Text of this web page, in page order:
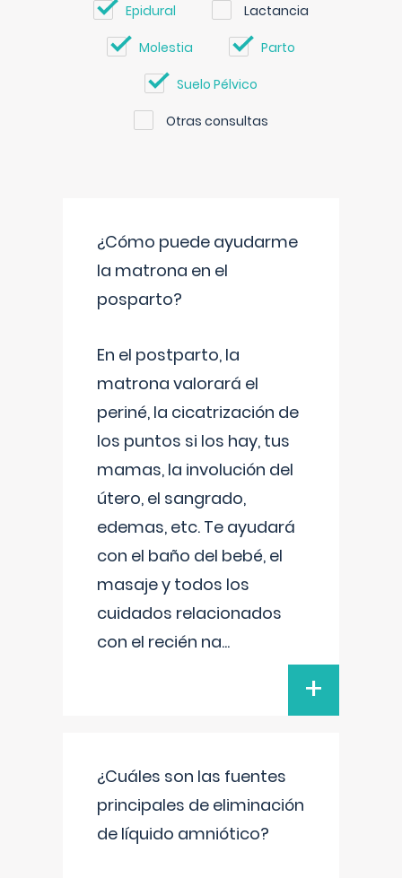
Epidural Lactancia
Molestia Parto
Suelo Pélvico
Otras consultas
¿Cómo puede ayudarme
la matrona en el
posparto?
En el postparto, la
matrona valorará el
periné, la cicatrización de
los puntos si los hay, tus
mamas, la involución del
útero, el sangrado,
edemas, etc. Te ayudará
con el baño del bebé, el
masaje y todos los
cuidados relacionados
con el recién na...
+
¿Cuáles son las fuentes
principales de eliminación
de líquido amniótico?